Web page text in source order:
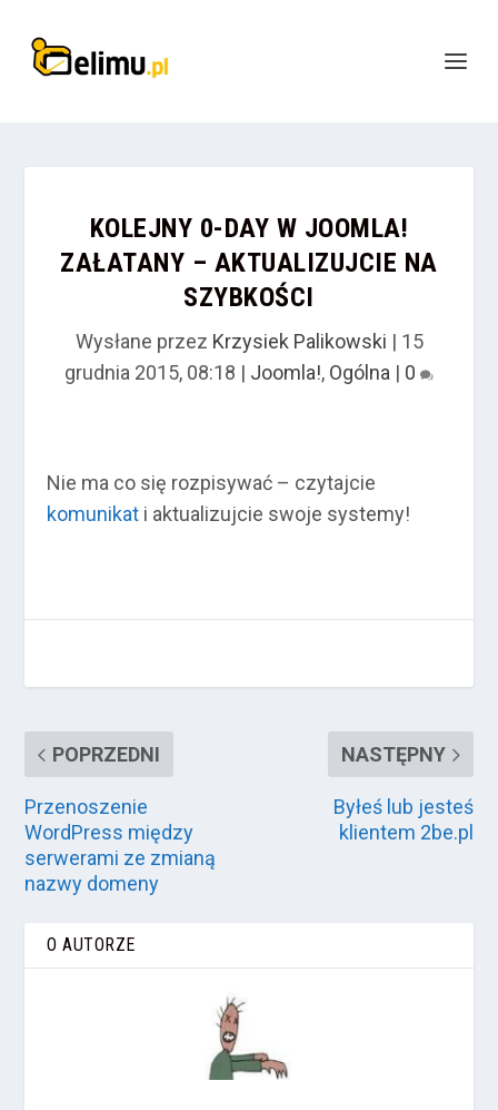
KOLEJNY 0-DAY W JOOMLA!
ZAŁATANY – AKTUALIZUJCIE NA
SZYBKOŚCI
Wysłane przez Krzysiek Palikowski | 15
grudnia 2015, 08:18 | Joomla!, Ogólna | 0
Nie ma co się rozpisywać – czytajcie
komunikat i aktualizujcie swoje systemy!
POPRZEDNI
Przenoszenie
WordPress między
serwerami ze zmianą
nazwy domeny
NASTĘPNY
Byłeś lub jesteś
klientem 2be.pl
O AUTORZE